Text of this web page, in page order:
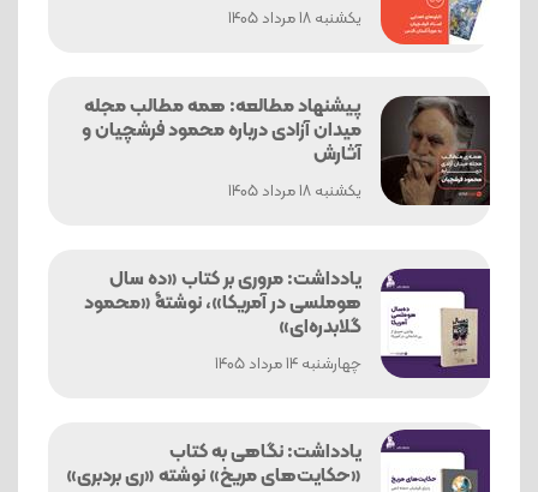
یکشنبه 18 مرداد 1405
پیشنهاد مطالعه: همه مطالب مجله
میدان آزادی درباره محمود فرشچیان و
آثارش
یکشنبه 18 مرداد 1405
یادداشت: مروری بر کتاب «ده سال
هوملسی در آمریکا»، نوشتۀ «محمود
گلابدره‌ای»
چهارشنبه 14 مرداد 1405
یادداشت: نگاهی به کتاب
«حکایت‌های مریخ» نوشته «ری بردبری»